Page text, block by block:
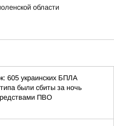
области
605 украинских БПЛА
были сбиты за ночь
ПВО